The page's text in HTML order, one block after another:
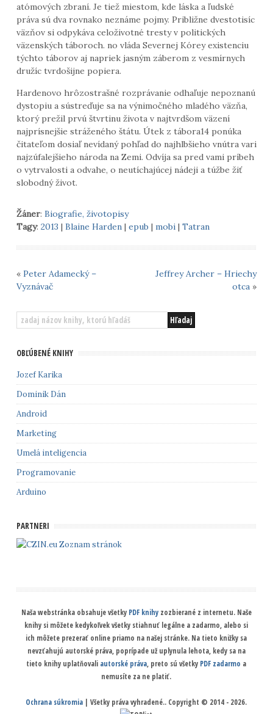
atómových zbraní. Je tiež miestom, kde láska a ľudské
práva sú dva rovnako neznáme pojmy. Približne dvestotisíc
väzňov si odpykáva celoživotné tresty v politických
väzenských táboroch. no vláda Severnej Kórey existenciu
týchto táborov aj napriek jasným záberom z vesmírnych
družíc tvrdošijne popiera.
Hardenovo hrôzostrašné rozprávanie odhaľuje nepoznanú
dystopiu a sústreďuje sa na výnimočného mladého väzňa,
ktorý prežil prvú štvrtinu života v najtvrdšom väzení
najprísnejšie stráženého štátu. Útek z tábora14 ponúka
čitateľom dosiaľ nevídaný pohľad do najhlbšieho vnútra vari
najzúfalejšieho národa na Zemi. Odvíja sa pred vami príbeh
o vytrvalosti a odvahe, o neutíchajúcej nádeji a túžbe žiť
slobodný život.
Žáner: Biografie, životopisy
Tagy: 2013 | Blaine Harden | epub | mobi| Tatran
« Peter Adamecký –
Vyznávač
Jeffrey Archer – Hriechy
otca »
OBĽÚBENÉ KNIHY
Jozef Karika
Dominik Dán
Android
Marketing
Umelá inteligencia
Programovanie
Arduino
PARTNERI
Zoznam stránok
Naša webstránka obsahuje všetky PDF knihyzozbierané z internetu. Naše
knihy si môžete kedykoľvek všetky stiahnuť legálne a zadarmo, alebo si
ich môžete prezerať online priamo na našej stránke. Na tieto knižky sa
nevzťahujú autorské práva, poprípade už uplynula lehota, kedy sa na
tieto knihy uplatňovali autorské práva, preto sú všetky PDF zadarmo a
nemusíte za ne platiť.
Ochrana súkromia | Všetky práva vyhradené.. Copyright © 2014 - 2026.